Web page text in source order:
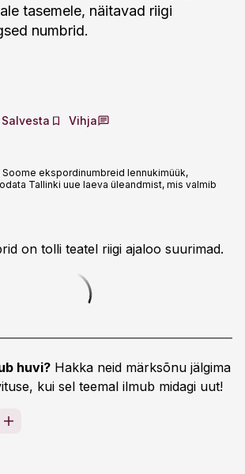
tasemele, näitavad riigi
numbrid.
Salvesta Vihja
ekspordinumbreid lennukimüük,
Tallinki uue laeva üleandmist, mis valmib
on tolli teatel riigi ajaloo suurimad.
huvi? Hakka neid märksõnu jälgima
kui sel teemal ilmub midagi uut!